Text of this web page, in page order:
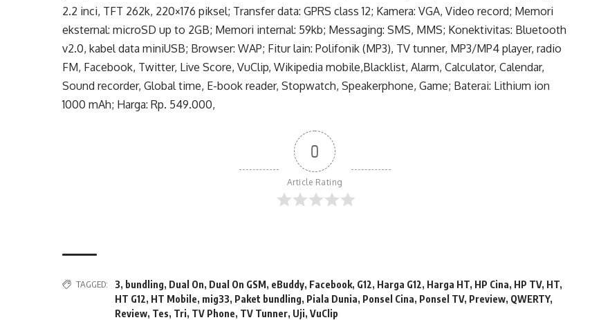
2.2 inci, TFT 262k, 220×176 piksel; Transfer data: GPRS class 12; Kamera: VGA, Video record; Memori
eksternal: microSD up to 2GB; Memori internal: 59kb; Messaging: SMS, MMS; Konektivitas: Bluetooth
v2.0, kabel data miniUSB; Browser: WAP; Fitur lain: Polifonik (MP3), TV tunner, MP3/MP4 player, radio
FM, Facebook, Twitter, Live Score, VuClip, Wikipedia mobile,Blacklist, Alarm, Calculator, Calendar,
Sound recorder, Global time, E-book reader, Stopwatch, Speakerphone, Game; Baterai: Lithium ion
1000 mAh; Harga: Rp. 549.000,
0
Article Rating
TAGGED: 3, bundling, Dual On, Dual On GSM, eBuddy, Facebook, G12, Harga G12, Harga HT, HP Cina, HP TV, HT,
HT G12, HT Mobile, mig33, Paket bundling, Piala Dunia, Ponsel Cina, Ponsel TV, Preview, QWERTY,
Review, Tes, Tri, TV Phone, TV Tunner, Uji,VuClip